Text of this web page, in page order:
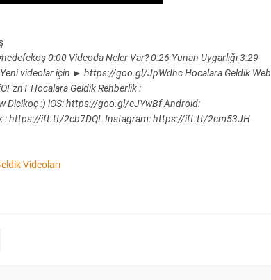
0:00 Videoda Neler Var? 0:26 Yunan Uygarlığı 3:29
Yeni videolar için ► https://goo.gl/JpWdhc Hocalara Geldik Web
Hocalara Geldik Rehberlik :
:) iOS: https://goo.gl/eJYwBf Android:
: https://ift.tt/2cb7DQL Instagram: https://ift.tt/2cm53JH
Videoları